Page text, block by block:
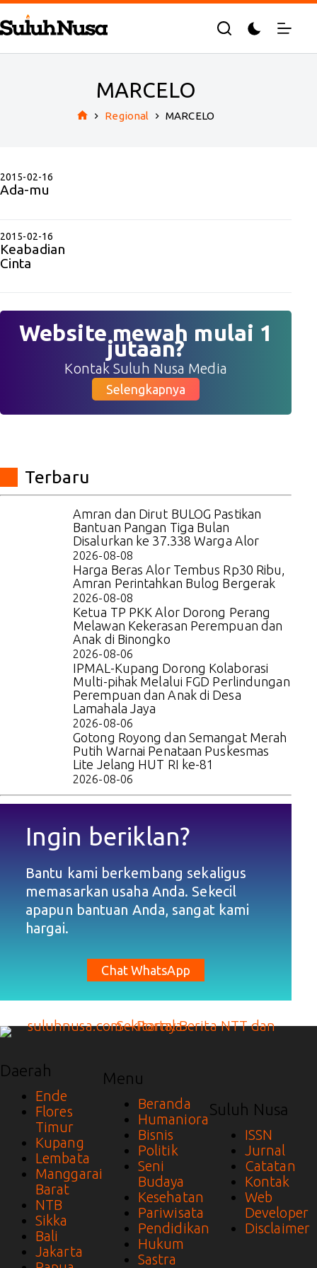
Skip
to
content
MARCELO
Regional MARCELO
2015-02-16
Ada-mu
2015-02-16
Keabadian
Cinta
Website mewah mulai 1
jutaan?
Kontak Suluh Nusa Media
Selengkapnya
Terbaru
Amran dan Dirut BULOG Pastikan
Bantuan Pangan Tiga Bulan
Disalurkan ke 37.338 Warga Alor
2026-08-08
Harga Beras Alor Tembus Rp30 Ribu,
Amran Perintahkan Bulog Bergerak
2026-08-08
Ketua TP PKK Alor Dorong Perang
Melawan Kekerasan Perempuan dan
Anak di Binongko
2026-08-06
IPMAL-Kupang Dorong Kolaborasi
Multi-pihak Melalui FGD Perlindungan
Perempuan dan Anak di Desa
Lamahala Jaya
2026-08-06
Gotong Royong dan Semangat Merah
Putih Warnai Penataan Puskesmas
Lite Jelang HUT RI ke-81
2026-08-06
Ingin beriklan?
Bantu kami berkembang sekaligus
memasarkan usaha Anda. Sekecil
apapun bantuan Anda, sangat kami
hargai.
Chat WhatsApp
Daerah
Ende
Flores
Timur
Kupang
Lembata
Manggarai
Barat
NTB
Sikka
Bali
Jakarta
Menu
Beranda
Humaniora
Bisnis
Politik
Seni
Budaya
Kesehatan
Pariwisata
Pendidikan
Hukum
Sastra
Suluh Nusa
ISSN
Jurnal
Catatan
Kontak
Web
Developer
Disclaimer